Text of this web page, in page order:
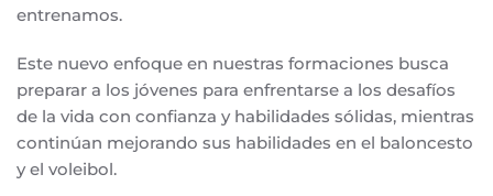
entrenamos.
Este nuevo enfoque en nuestras formaciones busca
preparar a los jóvenes para enfrentarse a los desafíos
de la vida con confianza y habilidades sólidas, mientras
continúan mejorando sus habilidades en el baloncesto
y el voleibol.